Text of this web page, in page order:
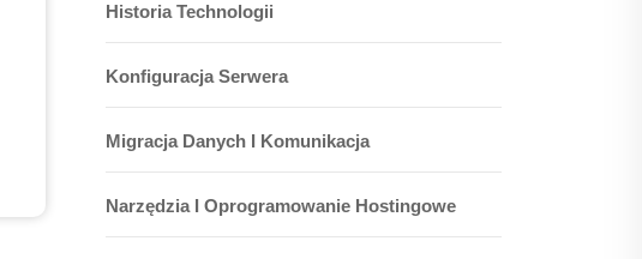
Historia Technologii
Konfiguracja Serwera
Migracja Danych I Komunikacja
Narzędzia I Oprogramowanie Hostingowe